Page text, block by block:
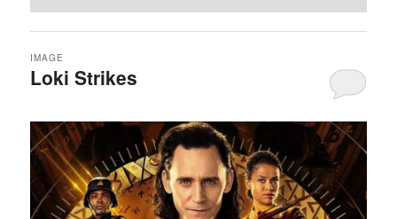
Loki Strikes
IMAGE